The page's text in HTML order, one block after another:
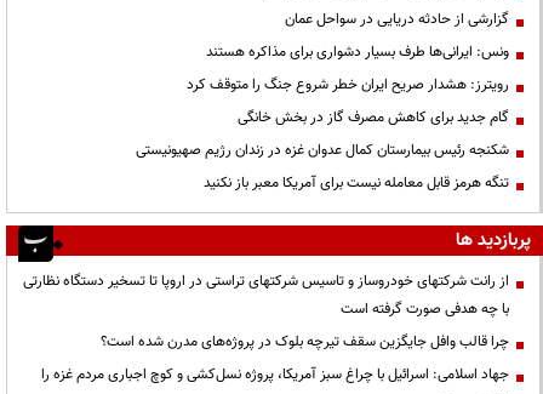
گزارشی از حادثه دریایی در سواحل عمان
ونس: ایرانی‌ها طرف بسیار دشواری برای مذاکره هستند
رویترز: هشدار صریح ایران خطر شروع جنگ را متوقف کرد
گام جدید برای کاهش مصرف گاز در بخش خانگی
شکنجه رئیس بیمارستان کمال عدوان غزه در زندان رژیم صهیونیستی
تنگه هرمز قابل معامله نیست برای آمریکا معبر باز نکنید
پربازدید ها
از رانت‌ شرکتهای خودروساز و تاسیس شرکتهای تراستی در اروپا تا تسخیر دستگاه نظارتی
با چه هدفی صورت گرفته است
چرا قالب وافل جایگزین سقف تیرچه بلوک در پروژه‌های مدرن شده است؟
جهاد اسلامی: اسرائیل با چراغ سبز آمریکا، پروژه نسل‌کشی و کوچ اجباری مردم غزه را